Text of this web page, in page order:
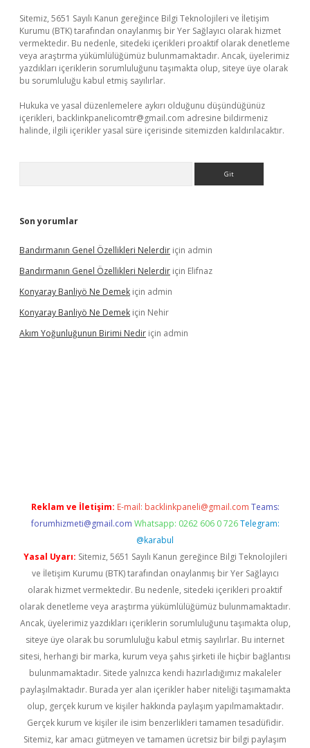
Sitemiz, 5651 Sayılı Kanun gereğince Bilgi Teknolojileri ve İletişim
Kurumu (BTK) tarafından onaylanmış bir Yer Sağlayıcı olarak hizmet
vermektedir. Bu nedenle, sitedeki içerikleri proaktif olarak denetleme
veya araştırma yükümlülüğümüz bulunmamaktadır. Ancak, üyelerimiz
yazdıkları içeriklerin sorumluluğunu taşımakta olup, siteye üye olarak
bu sorumluluğu kabul etmiş sayılırlar.
Hukuka ve yasal düzenlemelere aykırı olduğunu düşündüğünüz
içerikleri, backlinkpanelicomtr@gmail.com adresine bildirmeniz
halinde, ilgili içerikler yasal süre içerisinde sitemizden kaldırılacaktır.
Son yorumlar
Bandırmanın Genel Özellikleri Nelerdir için admin
Bandırmanın Genel Özellikleri Nelerdir için Elifnaz
Konyaray Banliyö Ne Demek için admin
Konyaray Banliyö Ne Demek için Nehir
Akım Yoğunluğunun Birimi Nedir için admin
Reklam ve İletişim: E-mail: backlinkpaneli@gmail.com Teams:
forumhizmeti@gmail.com Whatsapp: 0262 606 0 726 Telegram:
@karabul
Yasal Uyarı: Sitemiz, 5651 Sayılı Kanun gereğince Bilgi Teknolojileri
ve İletişim Kurumu (BTK) tarafından onaylanmış bir Yer Sağlayıcı
olarak hizmet vermektedir. Bu nedenle, sitedeki içerikleri proaktif
olarak denetleme veya araştırma yükümlülüğümüz bulunmamaktadır.
Ancak, üyelerimiz yazdıkları içeriklerin sorumluluğunu taşımakta olup,
siteye üye olarak bu sorumluluğu kabul etmiş sayılırlar. Bu internet
sitesi, herhangi bir marka, kurum veya şahıs şirketi ile hiçbir bağlantısı
bulunmamaktadır. Sitede yalnızca kendi hazırladığımız makaleler
paylaşılmaktadır. Burada yer alan içerikler haber niteliği taşımamakta
olup, gerçek kurum ve kişiler hakkında paylaşım yapılmamaktadır.
Gerçek kurum ve kişiler ile isim benzerlikleri tamamen tesadüfidir.
Sitemiz, kar amacı gütmeyen ve tamamen ücretsiz bir bilgi paylaşım